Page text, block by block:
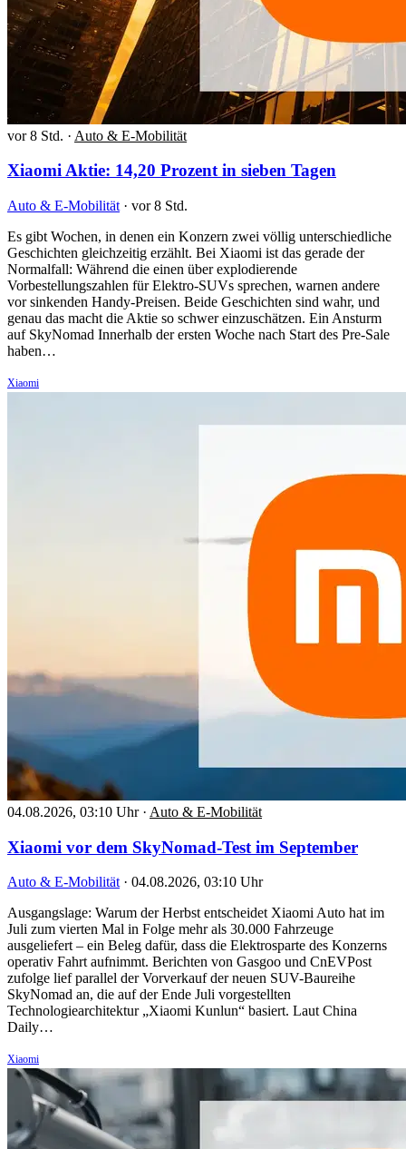
vor 8 Std. · Auto & E-Mobilität
Xiaomi Aktie: 14,20 Prozent in sieben Tagen
Auto & E-Mobilität · vor 8 Std.
Es gibt Wochen, in denen ein Konzern zwei völlig unterschiedliche
Geschichten gleichzeitig erzählt. Bei Xiaomi ist das gerade der
Normalfall: Während die einen über explodierende
Vorbestellungszahlen für Elektro-SUVs sprechen, warnen andere
vor sinkenden Handy-Preisen. Beide Geschichten sind wahr, und
genau das macht die Aktie so schwer einzuschätzen. Ein Ansturm
auf SkyNomad Innerhalb der ersten Woche nach Start des Pre-Sale
haben…
Xiaomi
04.08.2026, 03:10 Uhr · Auto & E-Mobilität
Xiaomi vor dem SkyNomad-Test im September
Auto & E-Mobilität · 04.08.2026, 03:10 Uhr
Ausgangslage: Warum der Herbst entscheidet Xiaomi Auto hat im
Juli zum vierten Mal in Folge mehr als 30.000 Fahrzeuge
ausgeliefert – ein Beleg dafür, dass die Elektrosparte des Konzerns
operativ Fahrt aufnimmt. Berichten von Gasgoo und CnEVPost
zufolge lief parallel der Vorverkauf der neuen SUV-Baureihe
SkyNomad an, die auf der Ende Juli vorgestellten
Technologiearchitektur „Xiaomi Kunlun“ basiert. Laut China
Daily…
Xiaomi